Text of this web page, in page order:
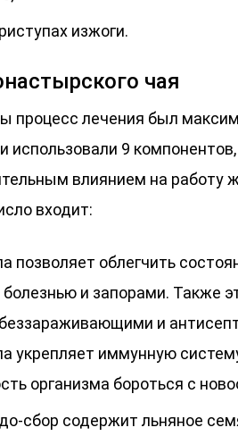
изжоги.
чая
процесс лечения был
использовали 9
влиянием на работу
входит:
позволяет облегчить
болезнью и запорами. Также
и
укрепляет иммунную
организма бороться с
сбор содержит льняное